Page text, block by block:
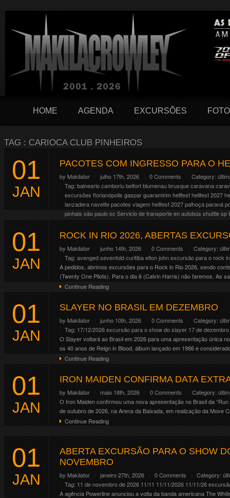
HOME AGENDA EXCURSÕES
TAG : CARIOCA CLUB PINHEIROS
01
JAN
PACOTES COM INGRESSO PARA O
by Makilator julho 17th, 2026 0 Comments Category:
Tag: balneario camboriubelfortblumenaubrusquecaravana
excursões florianópolis gasparguaramirimhellfesthellfest 2027
lanzaderanavettepacotes viagem hellfest 2027palhoçaparaná
pinhais são paulosc Servicio de transporte en autobús shuttlesp
Altar . Crypt . Forge . Mainstage 01 . Mainstage 02 . Riot . Temple
01
JAN
ROCK IN RIO 2026, ABERTAS
by Makilator junho 14th, 2026 0 Comments Category:
Tag: avenged sevenfoldcuritibaelton johnexcursão para o rock
A pedidos, abrimos excursões para o Rock in Rio 2026, sendo
(Twenty One Pilots). Para o dia 6 (Calvin Harris) não faremos. As
Continue Reading
01
JAN
SLAYER NO BRASIL EM DEZEMBRO
by Makilator junho 10th, 2026 0 Comments Category:
Tag: 17/12/2026excursão para o show do slayer 17 de dezembro
O Slayer voltará ao Brasil em 2026 para uma apresentação única
os 40 anos de Reign in Blood, álbum lançado em 1986 e
Continue Reading
01
JAN
IRON MAIDEN CONFIRMA DATA
by Makilator maio 18th, 2026 0 Comments Category:
O Iron Maiden confirmou uma nova apresentação no Brasil da
de outubro de 2026, na Arena da Baixada, em realização da
Continue Reading
01
JAN
ABERTA EXCURSÃO PARA O SHOW
NOVEMBRO
by Makilator janeiro 27th, 2026 0 Comments Category:
Tag: 11 de novembro de 2026 11/11 11/11/2026 11/11/26
A agência Powerline anunciou a volta da banda americana The